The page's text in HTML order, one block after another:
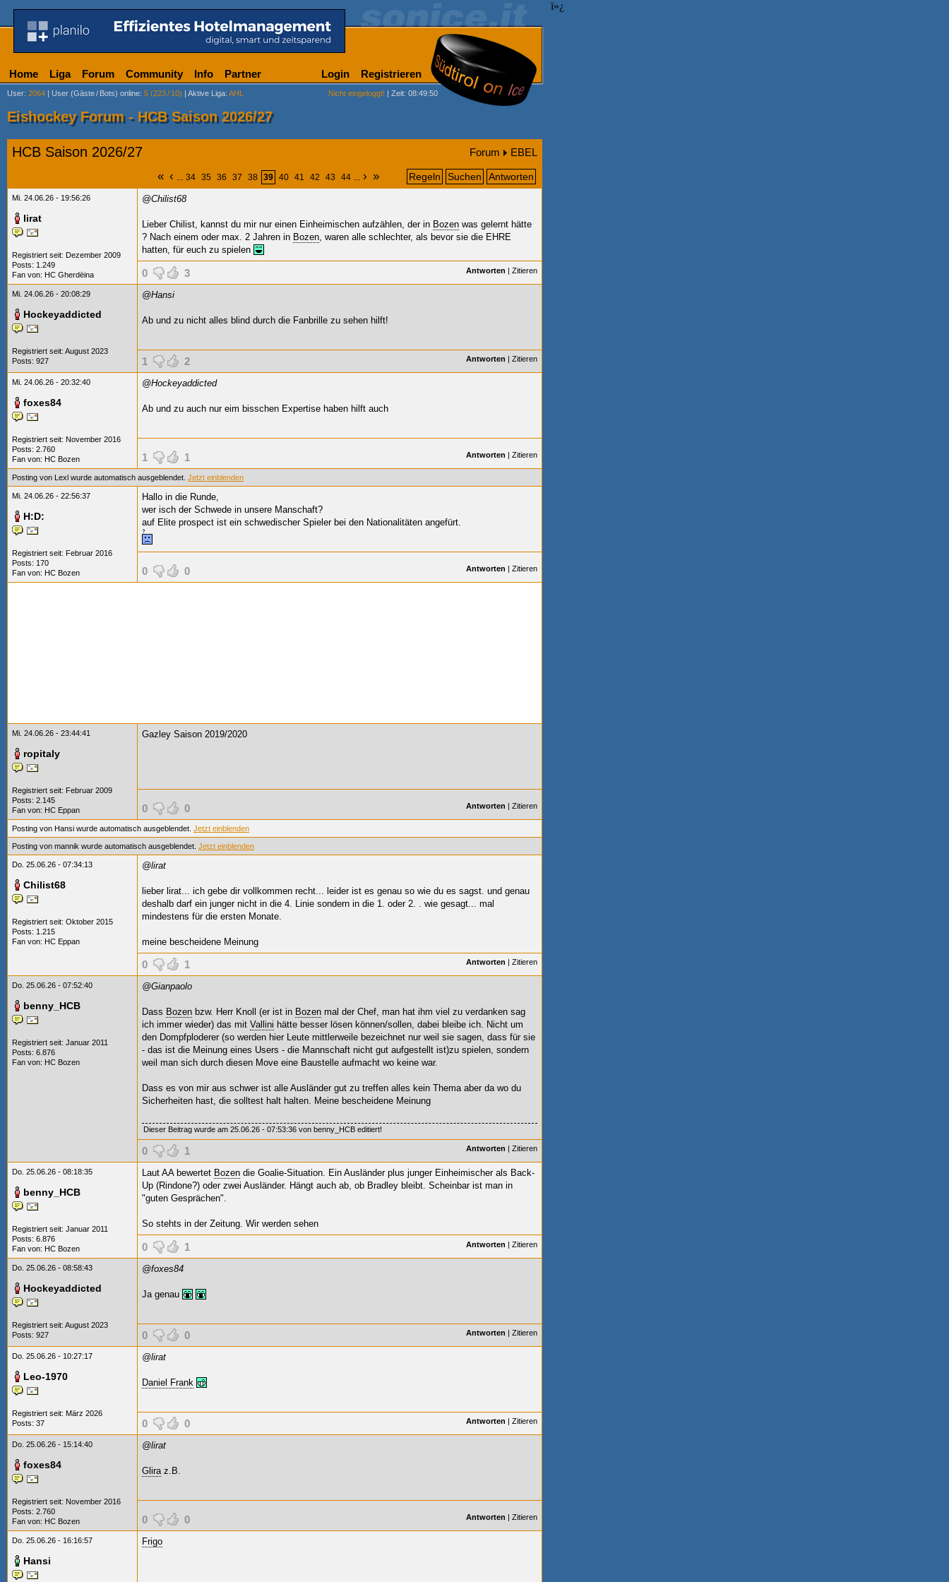
ï»¿
Home Liga Forum Community Info Partner Login Registrieren
User: 2064 | User (Gäste/ Bots) online: 5 (223/ 10) | Aktive Liga: AHL Nicht eingeloggt! | Zeit: 08:49:50
Eishockey Forum - HCB Saison 2026/27
HCB Saison 2026/27 Forum EBEL
« ‹ ... 34 35 36 37 38 39 40 41 42 43 44 ... › » Regeln Suchen Antworten
Mi. 24.06.26 - 19:56:26
lirat
Registriert seit: Dezember 2009
Posts: 1.249
Fan von: HC Gherdëina
@Chilist68
Lieber Chilist, kannst du mir nur einen Einheimischen aufzählen, der in Bozen was gelernt hätte
? Nach einem oder max. 2 Jahren in Bozen, waren alle schlechter, als bevor sie die EHRE
hatten, für euch zu spielen
0 3 Antworten | Zitieren
Mi. 24.06.26 - 20:08:29
Hockeyaddicted
Registriert seit: August 2023
Posts: 927
@Hansi
Ab und zu nicht alles blind durch die Fanbrille zu sehen hilft!
1 2 Antworten | Zitieren
Mi. 24.06.26 - 20:32:40
foxes84
Registriert seit: November 2016
Posts: 2.760
Fan von: HC Bozen
@Hockeyaddicted
Ab und zu auch nur eim bisschen Expertise haben hilft auch
1 1 Antworten | Zitieren
Posting von Lexl wurde automatisch ausgeblendet. Jetzt einblenden
Mi. 24.06.26 - 22:56:37
H:D:
Registriert seit: Februar 2016
Posts: 170
Fan von: HC Bozen
Hallo in die Runde,
wer isch der Schwede in unsere Manschaft?
auf Elite prospect ist ein schwedischer Spieler bei den Nationalitäten angefürt.
0 0 Antworten | Zitieren
Mi. 24.06.26 - 23:44:41
ropitaly
Registriert seit: Februar 2009
Posts: 2.145
Fan von: HC Eppan
Gazley Saison 2019/2020
0 0 Antworten | Zitieren
Posting von Hansi wurde automatisch ausgeblendet. Jetzt einblenden
Posting von mannik wurde automatisch ausgeblendet. Jetzt einblenden
Do. 25.06.26 - 07:34:13
Chilist68
Registriert seit: Oktober 2015
Posts: 1.215
Fan von: HC Eppan
@lirat
lieber lirat... ich gebe dir vollkommen recht... leider ist es genau so wie du es sagst. und genau
deshalb darf ein junger nicht in die 4. Linie sondern in die 1. oder 2. . wie gesagt... mal
mindestens für die ersten Monate.
meine bescheidene Meinung
0 1 Antworten | Zitieren
Do. 25.06.26 - 07:52:40
benny_HCB
Registriert seit: Januar 2011
Posts: 6.876
Fan von: HC Bozen
@Gianpaolo
Dass Bozen bzw. Herr Knoll (er ist in Bozen mal der Chef, man hat ihm viel zu verdanken sag
ich immer wieder) das mit Vallini hätte besser lösen können/sollen, dabei bleibe ich. Nicht um
den Dompfploderer (so werden hier Leute mittlerweile bezeichnet nur weil sie sagen, dass für sie
- das ist die Meinung eines Users - die Mannschaft nicht gut aufgestellt ist)zu spielen, sondern
weil man sich durch diesen Move eine Baustelle aufmacht wo keine war.
Dass es von mir aus schwer ist alle Ausländer gut zu treffen alles kein Thema aber da wo du
Sicherheiten hast, die solltest halt halten. Meine bescheidene Meinung
Dieser Beitrag wurde am 25.06.26 - 07:53:36 von benny_HCB editiert!
0 1 Antworten | Zitieren
Do. 25.06.26 - 08:18:35
benny_HCB
Registriert seit: Januar 2011
Posts: 6.876
Fan von: HC Bozen
Laut AA bewertet Bozen die Goalie-Situation. Ein Ausländer plus junger Einheimischer als Back-
Up (Rindone?) oder zwei Ausländer. Hängt auch ab, ob Bradley bleibt. Scheinbar ist man in
"guten Gesprächen".
So stehts in der Zeitung. Wir werden sehen
0 1 Antworten | Zitieren
Do. 25.06.26 - 08:58:43
Hockeyaddicted
Registriert seit: August 2023
Posts: 927
@foxes84
Ja genau
0 0 Antworten | Zitieren
Do. 25.06.26 - 10:27:17
Leo-1970
Registriert seit: März 2026
Posts: 37
@lirat
Daniel Frank
0 0 Antworten | Zitieren
Do. 25.06.26 - 15:14:40
foxes84
Registriert seit: November 2016
Posts: 2.760
Fan von: HC Bozen
@lirat
Gliraz.B.
0 0 Antworten | Zitieren
Do. 25.06.26 - 16:16:57
Hansi
Frigo